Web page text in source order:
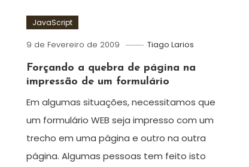
JavaScript
9 de Fevereiro de 2009 Tiago Larios
Forçando a quebra de página na
impressão de um formulário
Em algumas situações, necessitamos que
um formulário WEB seja impresso com um
trecho em uma página e outro na outra
página. Algumas pessoas tem feito isto